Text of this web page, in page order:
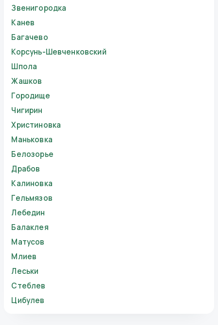
Звенигородка
Канев
Багачево
Корсунь-Шевченковский
Шпола
Жашков
Городище
Чигирин
Христиновка
Маньковка
Белозорье
Драбов
Калиновка
Гельмязов
Лебедин
Балаклея
Матусов
Млиев
Леськи
Стеблев
Цибулев